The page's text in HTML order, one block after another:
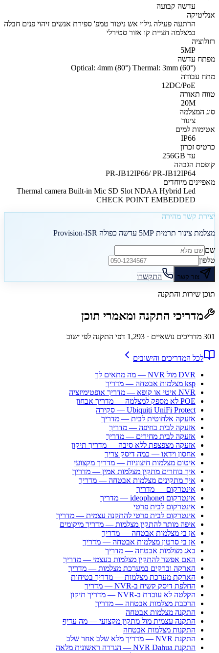
עדשה קבועה
אנליטיקה
הרתעה פעילה גילוי אש ניטור טמפ' ספירת אנשים זיהוי פנים חבלה
במצלמה חציית קו אזור סטירלי
רזולוציה
5MP
מפתח עדשה
Optical: 4mm (80°) Thermal: 3mm (60°)
מתח עבודה
12DC/PoE
טווח תאורה
20M
סוג המצלמה
צינור
אטימות למים
IP66
כרטיס זכרון
עד 256GB
קופסת הגבהה
PR-JB12IP66/ PR-JB12IP64
מאפיינים מיוחדים
Thermal camera Built-in Mic SD Slot NDAA Hybrid Led
CHECK POINT EMBEDDED
יצירת קשר מהירה
מצלמת צינור תרמית 5MP עדשה כפולה Provision-ISR
שם
טלפון
צור קשר התקשרו
תוכן שירות והתקנה
מדריכי התקנה ומאמרי תוכן
301 מדריכים נושאיים · 1,293 דפי התקנה לפי ישוב
לכל המדריכים והישובים
DVR מול NVR — מה מתאים לך
ksp מצלמות אבטחה — מדריך
NVR איטי או קופא — מדריך אופטימיזציה
POE לא מספק למצלמה — מדריך אבחון
Ubiquiti UniFi Protect — סקירה
אזעקה אלחוטית לבית — מדריך
אזעקה לבית בחיפה — מדריך
אזעקה לבית מחירים — מדריך
אזעקה מצפצפת ללא סיבה — מדריך תיקון
אחסון וידאו — כמה דיסק צריך
איטום מצלמות חיצוניות — מדריך מקצועי
איך בוחרים מתקין מצלמות אמין — מדריך
איך מתקינים מצלמות אבטחה — מדריך
אינטרקום — מדריך
אינטרקום וideophone — מדריך
אינטרקום לבית פרטי
אינטרקום לבית פרטי להתקנה עצמית — מדריך
איפה מותר להתקין מצלמות — מדריך מיקומים
אן בי מצלמות אבטחה — מדריך
אן בי סרטון מצלמות אבטחה — מדריך
באג מצלמות אבטחה — מדריך
האם אפשר להתקין מצלמות בעצמי — מדריך
הארקה וברקים במערכת מצלמות — מדריך
הארקת מערכת מצלמות — מדריך בטיחות
החלפת דיסק קשיח ב-NVR — מדריך
הקלטה לא עובדת ב-NVR — מדריך תיקון
הרכבת מצלמות אבטחה — מדריך
התקנה מצלמות אבטחה
התקנה עצמית מול מתקין מקצועי — מה עדיף
התקנות מצלמות אבטחה
התקנת NVR — מדריך מלא שלב אחר שלב
התקנת NVR Dahua — הגדרה ראשונית מלאה